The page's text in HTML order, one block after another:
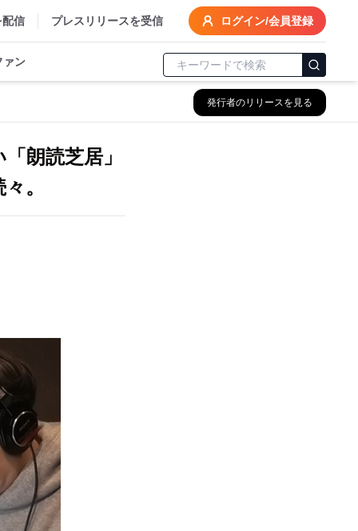
配信 プレスリリースを受信 ログイン/会員登録
ァン
発行者のリリースを見る
朗読芝居」
。